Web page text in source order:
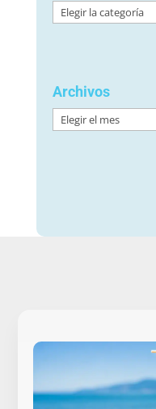
Categorías
Archivos
Archivos